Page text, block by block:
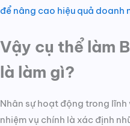
để nâng cao hiệu quả doanh
Vậy cụ thể làm
là làm gì?
Nhân sự hoạt động trong
nhiệm vụ chính là xác định